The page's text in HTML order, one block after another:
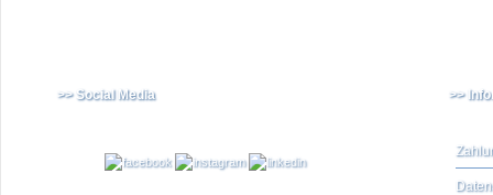
>> Social Media >>